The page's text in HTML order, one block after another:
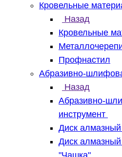
Кровельные
Назад
Кровельные
Профнастил
Абразивно-
Назад
Абразивно-
инструмент
Диск алмазный
Диск
"Чашка"